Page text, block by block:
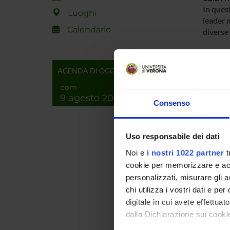
Consenso
Uso responsabile dei dati
Noi e i nostri 1022 partner
cookie per memorizzare e
personalizzati, misurare gli
chi utilizza i vostri dati e per
digitale in cui avete
dalla Dichiarazione sui
Luoghi
Calendario
AGENDA DI OGGI
dom
9 agosto 2026
In
leader
che
MAIN
MASI
ENTI